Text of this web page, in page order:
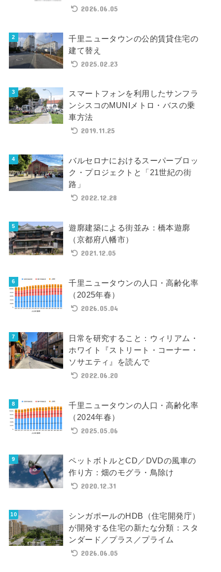
2026.06.05
千里ニュータウンの公的賃貸住宅の
建て替え
2025.02.23
スマートフォンを利用したサンフラ
ンシスコのMUNIメトロ・バスの乗
車方法
2019.11.25
バルセロナにおけるスーパーブロッ
ク・プロジェクトと「21世紀の街
路」
2022.12.28
遊廓建築による街並み：橋本遊廓
（京都府八幡市）
2021.12.05
千里ニュータウンの人口・高齢化率
（2025年春）
2026.05.04
日常を研究すること：ウィリアム・
ホワイト『ストリート・コーナー・
ソサエティ』を読んで
2022.06.20
千里ニュータウンの人口・高齢化率
（2024年春）
2025.05.06
ペットボトルとCD／DVDの風車の
作り方：畑のモグラ・鳥除け
2020.12.31
シンガポールのHDB（住宅開発庁）
が開発する住宅の新たな分類：スタ
ンダード／プラス／プライム
2026.06.05